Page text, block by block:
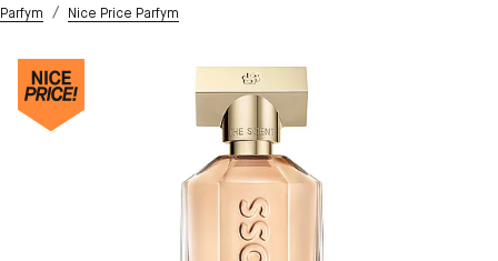
Parfym / Nice Price Parfym